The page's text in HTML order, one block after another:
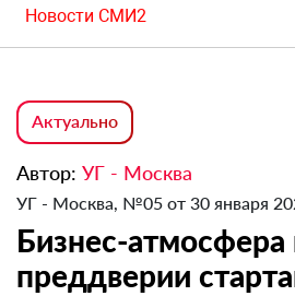
Новости СМИ2
Актуально
Автор: УГ - Москва
УГ - Москва, №05 от 30 января
Бизнес-атмосфера
преддверии